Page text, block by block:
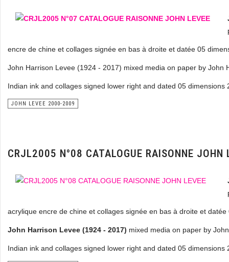
encre de chine et collages signée en bas à droite et datée 05
John Harrison Levee (1924 - 2017) mixed media on paper by John
Indian ink and collages signed lower right and dated 05
JOHN LEVEE 2000-2009
CRJL2005 N°08 CATALOGUE RAISONNE JOHN
acrylique encre de chine et collages signée en bas à droite et
John Harrison Levee (1924 - 2017) mixed media on paper by
Indian ink and collages signed lower right and dated 05